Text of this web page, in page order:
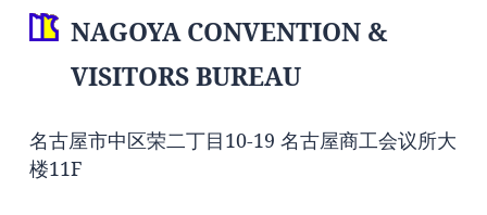
NAGOYA CONVENTION &
VISITORS BUREAU
名古屋市中区荣二丁目10-19 名古屋商工会议所大
楼11F